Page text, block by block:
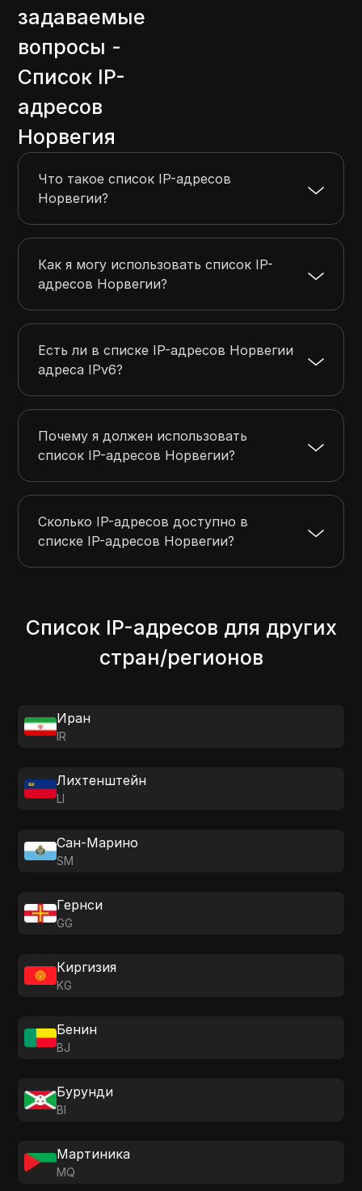
13.122.86.0
13.122.86.255
13.122.90.0
5.44.64.0
5.45.152.0
задаваемые
вопросы -
Список IP-
адресов
Норвегия
Что такое список IP-адресов
Норвегии?
Как я могу использовать список IP-
адресов Норвегии?
Есть ли в списке IP-адресов Норвегии
адреса IPv6?
Почему я должен использовать
список IP-адресов Норвегии?
Сколько IP-адресов доступно в
списке IP-адресов Норвегии?
Список IP-адресов для других
стран/регионов
Иран
IR
Лихтенштейн
LI
Сан-Марино
SM
Гернси
GG
Киргизия
KG
Бенин
BJ
Бурунди
BI
Мартиника
MQ